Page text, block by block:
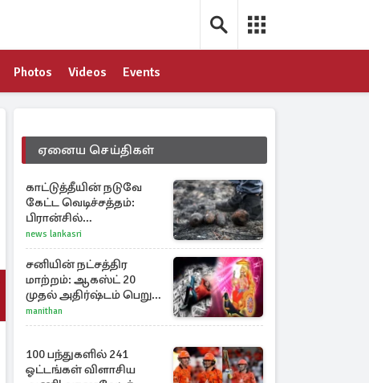
Photos Videos Events
ஏனைய செய்திகள்
காட்டுத்தீயின் நடுவே
கேட்ட வெடிச்சத்தம்:
பிரான்சில்
கண்டுபிடிக்கப்பட்டுள்ள
வெடிகுண்டுகள்
news lankasri
சனியின் நட்சத்திர
மாற்றம்: ஆகஸ்ட் 20
முதல் அதிர்ஷ்டம் பெறும்
ராசிகள்!
manithan
100 பந்துகளில் 241
ஓட்டங்கள் விளாசிய